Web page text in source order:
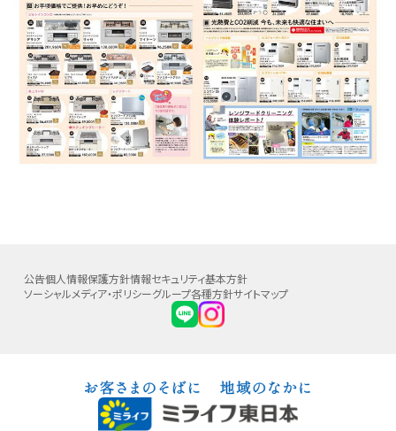
公告個人情報保護方針情報セキュリティ基本方針
ソーシャルメディア・ポリシーグループ各種方針サイトマップ